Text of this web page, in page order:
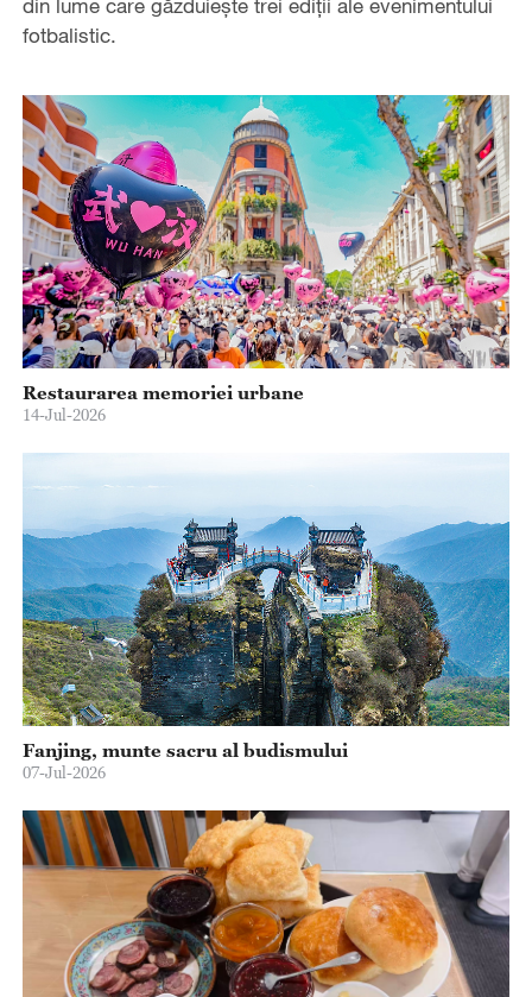
din lume care găzduiește trei ediții ale evenimentului
fotbalistic.
Restaurarea memoriei urbane
14-Jul-2026
Fanjing, munte sacru al budismului
07-Jul-2026